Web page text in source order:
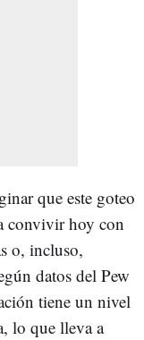
que este goteo
convivir hoy con
o, incluso,
datos del Pew
tiene un nivel
lo que lleva a